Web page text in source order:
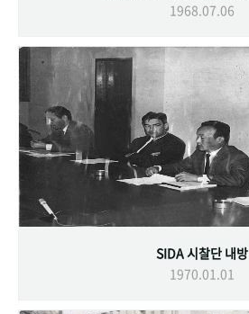
1968.07.06
SIDA 시찰단 내방
1970.01.01